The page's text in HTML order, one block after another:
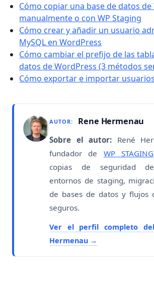
Cómo copiar una base de datos de
manualmente o con WP Staging
Cómo crear y añadir un usuario
MySQL en WordPress
Cómo cambiar el prefijo de las
datos de WordPress (3 métodos
Cómo exportar e importar
AUTOR: Rene Hermenau
Sobre el autor: René
fundador de WP STAGING
copias de seguridad de
entornos de staging,
de bases de datos y flujos
seguros.
Ver el perfil completo
Hermenau